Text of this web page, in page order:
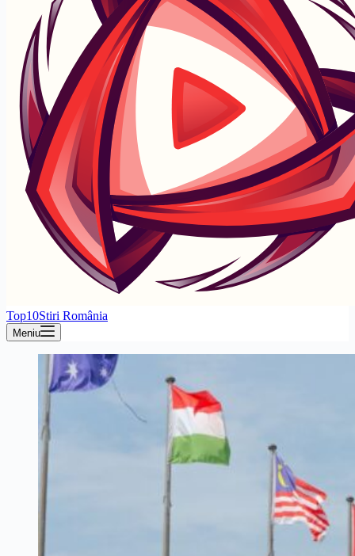
Top10Stiri România
Meniu